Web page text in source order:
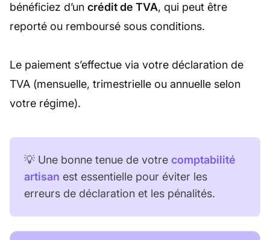
bénéficiez d’un crédit de TVA, qui peut être
reporté ou remboursé sous conditions.
Le paiement s’effectue via votre déclaration de
TVA (mensuelle, trimestrielle ou annuelle selon
votre régime).
💡 Une bonne tenue de votre comptabilité
artisan est essentielle pour éviter les
erreurs de déclaration et les pénalités.